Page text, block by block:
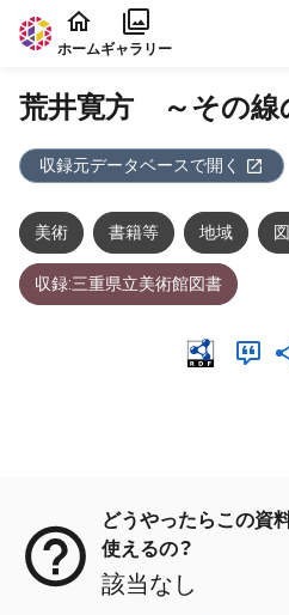
本文に飛ぶ
ホームギャラリー
荒井寛方 ～その線
収録元データベースで開く
美術 書籍等 地域
収録:三重県立美術館図書
どうやったらこの資
使えるの？
該当なし